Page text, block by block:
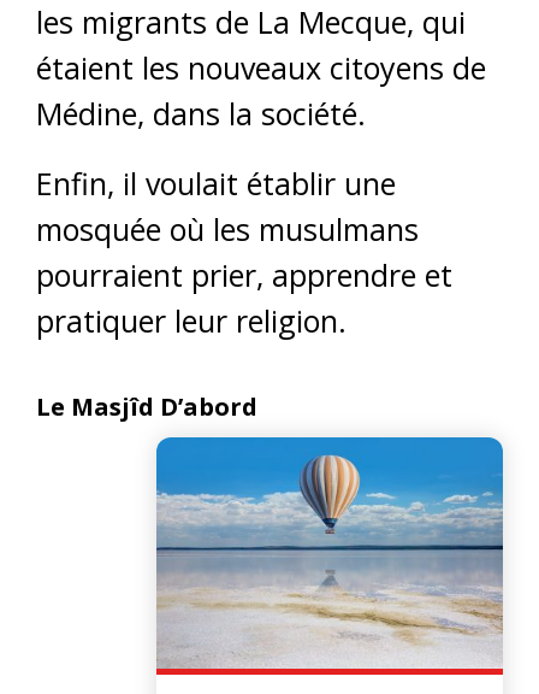
les migrants de La Mecque, qui
étaient les nouveaux citoyens de
Médine, dans la société.
Enfin, il voulait établir une
mosquée où les musulmans
pourraient prier, apprendre et
pratiquer leur religion.
Le Masjîd D’abord